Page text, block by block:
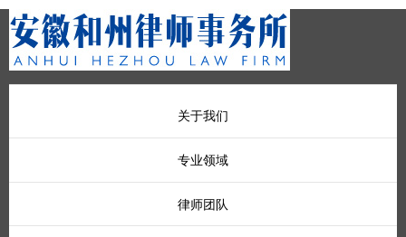
关于我们
专业领域
律师团队